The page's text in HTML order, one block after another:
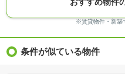
※モデルルーム・モデルハウス・展示場・
※ＣＧ合成の画像の場合、実際とは多少異
※物件特徴：販売戸数が複数の物件は、全て
※価格更新：物件価格が変更された日から１
※賃貸物件・新築
条件が似ている物件